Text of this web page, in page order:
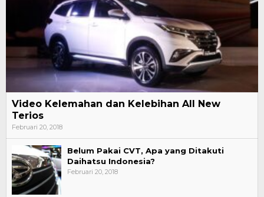
Video Kelemahan dan Kelebihan All New
Terios
Februari 20, 2018
Belum Pakai CVT, Apa yang Ditakuti
Daihatsu Indonesia?
Februari 20, 2018